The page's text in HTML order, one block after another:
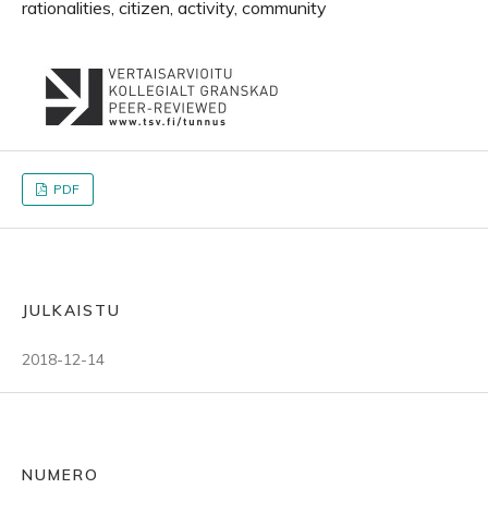
rationalities, citizen, activity, community
PDF
JULKAISTU
2018-12-14
NUMERO